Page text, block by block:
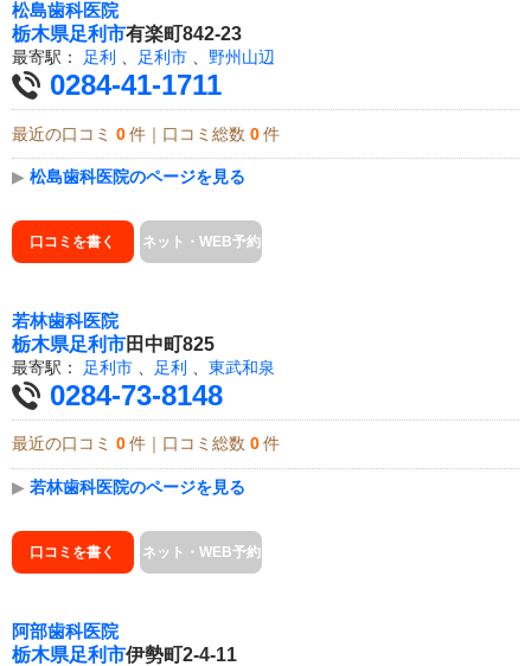
松島歯科医院
栃木県足利市有楽町842-23
最寄駅： 足利 足利市 野州山辺
0284-41-1711
最近の口コミ 0 件｜口コミ総数 0 件
▶ 松島歯科医院のページを見る
口コミを書く ネット・WEB予約
若林歯科医院
栃木県足利市田中町825
最寄駅： 足利市 足利 東武和泉
0284-73-8148
最近の口コミ 0 件｜口コミ総数 0 件
▶ 若林歯科医院のページを見る
口コミを書く ネット・WEB予約
阿部歯科医院
栃木県足利市伊勢町2-4-11